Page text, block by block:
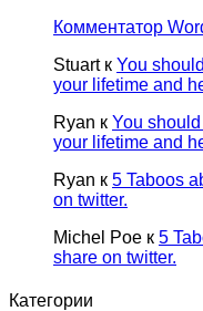
Комментатор
Stuartк You
your lifetime and
Ryan к You
your lifetime and
Ryan к 5 Taboos
on twitter.
Michel Poe к 5
share on twitter.
Категории